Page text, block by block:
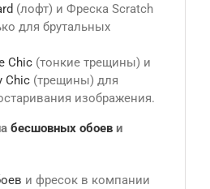
(лофт) и Фреска Scratch
для брутальных
Сhic(тонкие трещины) и
Chic(трещины) для
изображения.
бесшовных обоеви
и фресок в компании